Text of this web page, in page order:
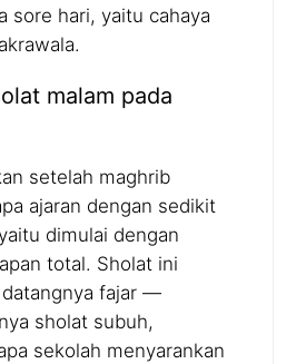
sore hari, yaitu cahaya
malam pada
setelah maghrib
ajaran dengan sedikit
dimulai dengan
total. Sholat ini
fajar —
sholat subuh,
sekolah menyarankan